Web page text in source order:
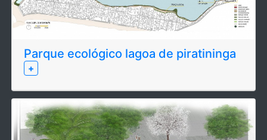
Parque ecológico lagoa de piratininga
+